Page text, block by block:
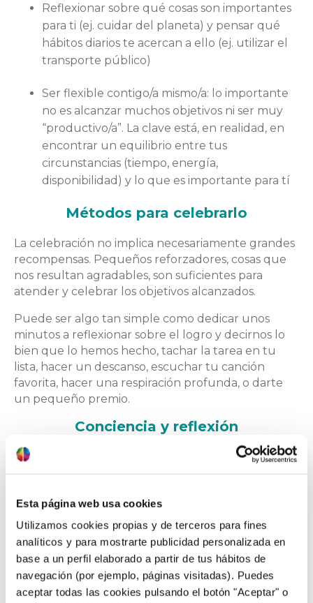
Esta página web usa cookies
Utilizamos cookies propias y de terceros para fines
analíticos y para mostrarte publicidad personalizada en
base a un perfil elaborado a partir de tus hábitos de
navegación (por ejemplo, páginas visitadas). Puedes
aceptar todas las cookies pulsando el botón "Aceptar" o
Reflexionar sobre qué cosas son importantes
para ti (ej. cuidar del planeta) y pensar qué
hábitos diarios te acercan a ello (ej. utilizar el
transporte público)
Ser flexible contigo/a mismo/a: lo importante
no es alcanzar muchos objetivos ni ser muy
“productivo/a”. La clave está, en realidad, en
encontrar un equilibrio entre tus
circunstancias (tiempo, energía,
disponibilidad) y lo que es importante para tí
Métodos para celebrarlo
La celebración no implica necesariamente grandes
recompensas. Pequeños reforzadores, cosas que
nos resultan agradables, son suficientes para
atender y celebrar los objetivos alcanzados.
Puede ser algo tan simple como dedicar unos
minutos a reflexionar sobre el logro y decirnos lo
bien que lo hemos hecho, tachar la tarea en tu
lista, hacer un descanso, escuchar tu canción
favorita, hacer una respiración profunda, o darte
un pequeño premio.
Conciencia y reflexión
Para favorecer que nos demos cuenta y pongamos
en valor los logros del día a día, podemos escoger
logrado hoy? ¿qué pequeñas cosas me acercan
más a mis valores? ¿he hecho algo que, por
pequeño que sea, me acerca más a una meta
importante? ¿cómo me siento al respecto?.
Escribirlo en un diario de logros o recordarlo al
final del día fortalece el impacto positivo en tu